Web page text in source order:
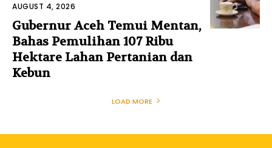
AUGUST 4, 2026
Gubernur Aceh Temui Mentan,
Bahas Pemulihan 107 Ribu
Hektare Lahan Pertanian dan
Kebun
LOAD MORE